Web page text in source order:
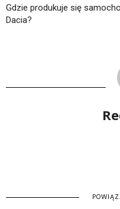
Gdzie produkuje się
Dacia?